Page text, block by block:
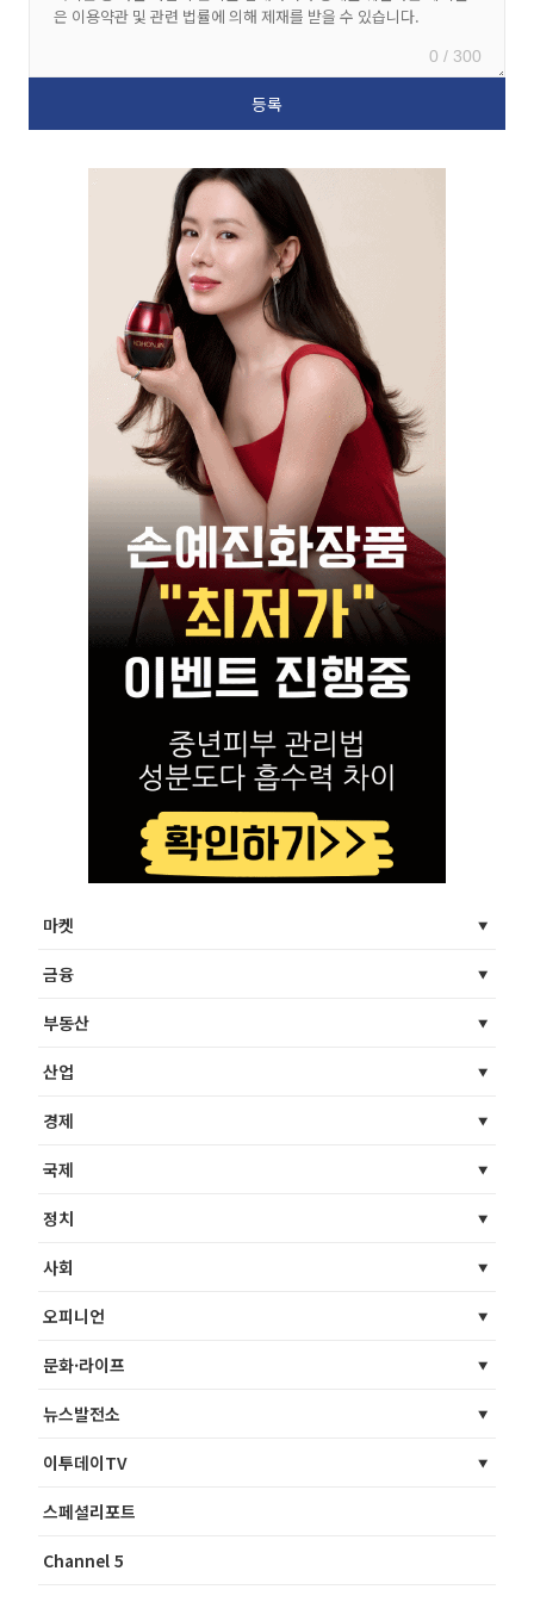
0 / 300
마켓
금융
부동산
산업
경제
국제
정치
사회
오피니언
문화·라이프
뉴스발전소
이투데이TV
스페셜리포트
Channel 5